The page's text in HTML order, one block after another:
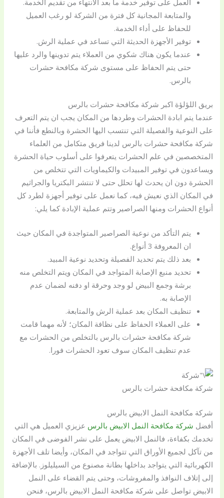
والمتابعة المجانية كل فترة من الشركة لو رغب العميل
للحفاظ على أداء الخدمة.
توفير الأجهزة الحديثة التي تساعد في عملية الرش.
عندما يكون هناك شكوي من العملاء يتم تدوينها والرد عليها
حتى يتم الحفاظ على مستوى شركة مكافحة حشرات
بالرس.
بريق اللؤلؤة اكبر شركة مكافحة حشرات بالرس
عندما يتم ابادة الحشرات وطردها من المكان يجب ان يتم التعرف
على النوعية والفصيلة التي تنتسب اليها الحشرة وبالنطع فأننا في
شركة مكافحة حشرات بالرس لدينا فريق متكامل من العلماء
المتخصصين في علم الحشرات يتعرفوا على أسلوب حياة الحشرة
ويساعدون في توفير المبيدات والكيماويات التي تتخلص من
الحشرة دون ان يحدث لها تحلل حتى لا تنتشر البكتريا والجراثيم
في المكان الذي نعيش فيه، كما نعمل على توفير أجهزة لطرد كل
أنواع الحشرات ومنها الصراصير وتتم عملية الإبادة كما يلي:
يتم التأكد من نوعية الصراصير المتواجدة في المكان حيث
ان المعروفة 3 أنواع.
بعد ذلك يتم تحديد الفصيلة وتحديد نوعية المبيد.
تحديد منبع الإصابة المتواجد في المكان ويتم التخلص منه
برشة وجمع البيض لو وجد وحرقة او دفنه لضمان عدم
الإصابة به.
تنظيف المكان بعد عملية الرش والمتابعة.
على العملاء الحفاظ على نظافة المكان؛ لأنه مهما قامت
شركة مكافحة حشرات بالرس بالتخلص من الحشرات مع
عدم تنظيف المكان سوف تعود الحشرات فورا.
شركة مكافحة حشرات بالرس
شركة مكافحة النمل الابيض بالرس
أفضل شركة مكافحة النمل الابيض بالرس عزيزي العميل هي التي
تخدمك بكفاءة، فالنمل الابيض يعمل على نشر الفوضى في المكان
من تآكل لجميع الأوراق التي تتواجد في المكان، وأيضا تلف الأجهزة
الكهربائية التي يتواجد بداخلها بطانة مصنوع من السيليلوز. بالإضافة
إلى إتلاف النوافذ والمفروشات، وحتى يتم القضاء على النمل
الابيض تواصل على شركة مكافحة النمل الابيض بالرس، فنحن